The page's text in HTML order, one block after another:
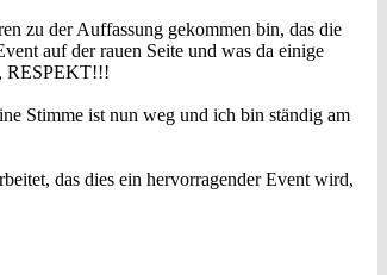
zu der Auffassung gekommen bin, das die
auf der rauen Seite und was da einige
RESPEKT!!!
Stimme ist nun weg und ich bin ständig am
das dies ein hervorragender Event wird,